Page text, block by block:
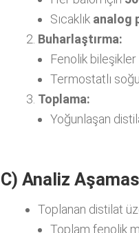
Sıcaklık analog
Buharlaştırma:
Fenolik
Termostatlı
Toplama:
Yoğunlaşan
C) Analiz
Toplanan distilat
Toplam fenolik